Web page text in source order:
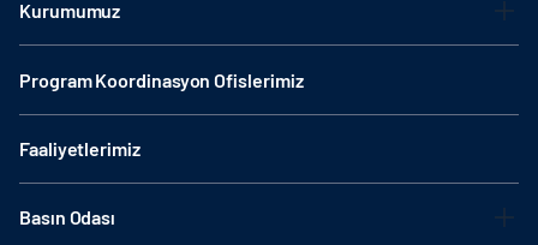
Kurumumuz
Program Koordinasyon Ofislerimiz
Faaliyetlerimiz
Basın Odası